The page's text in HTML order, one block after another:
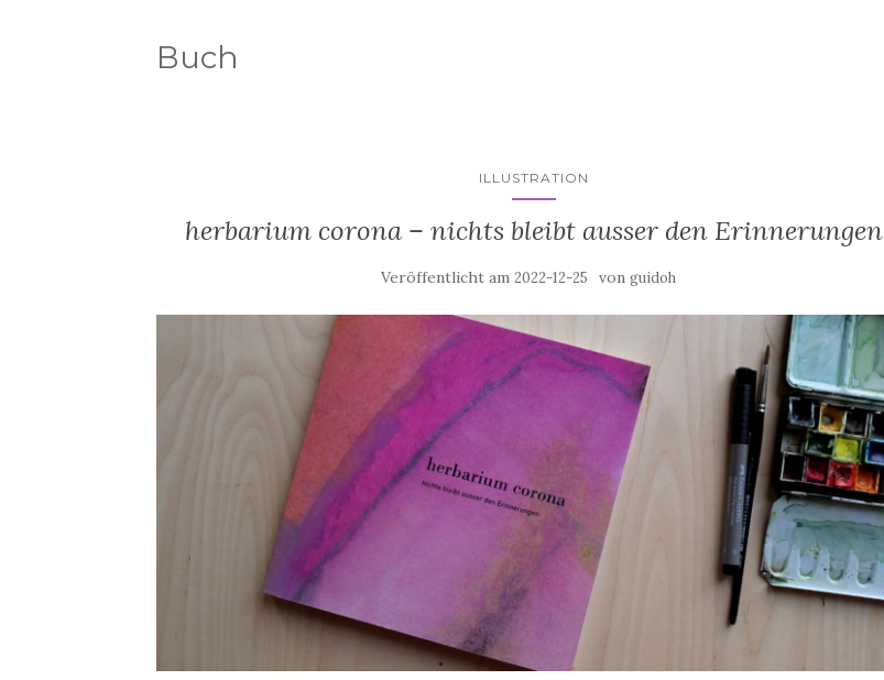
Buch
ILLUSTRATION
herbarium corona – nichts bleibt ausser den Erinnerungen
Veröffentlicht am2022-12-25 vonguidoh